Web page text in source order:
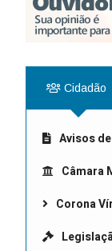
Cidadão
Avisos
Câmara
Corona